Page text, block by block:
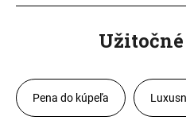
Pena do kúpeľa